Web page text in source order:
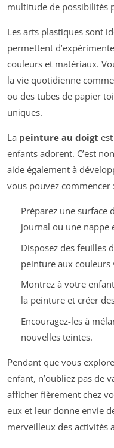
multitude de possibilités
Les arts plastiques sont
permettent
couleurs et matériaux.
la vie quotidienne
ou des tubes de papier
uniques.
La peinture au doigt
enfants adorent. C’est
aide également à
vous pouvez commencer :
Préparez une surface
journal ou une nappe
Disposez des feuilles
peinture aux couleurs
Montrez à votre
la peinture et créer
Encouragez-les à
nouvelles teintes.
Pendant que vous
enfant, n’oubliez pas de
afficher fièrement chez
eux et leur donne envie
merveilleux des activités